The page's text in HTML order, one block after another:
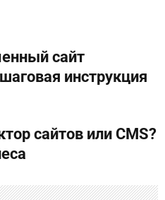
сайт
инструкция
сайтов или CMS?